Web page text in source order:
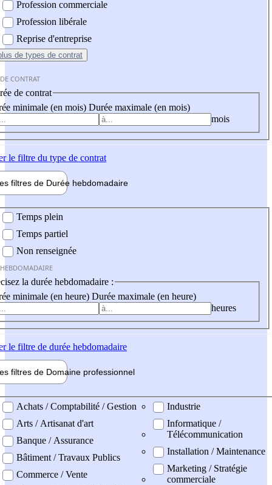
Profession commerciale
Profession libérale
Reprise d'entreprise
de types de contrat
CONTRAT
de contrat
minimale (en mois) Durée maximale (en mois)
mois
le filtre du type de contrat
filtres de Durée hebdomadaire
Temps plein
Temps partiel
Non renseignée
la durée hebdomadaire :
minimale (en heure) Durée maximale (en heure)
heures
le filtre de durée hebdomadaire
filtres de Domaine professionnel
professionel
Achats / Comptabilité / Gestion
Arts / Artisanat d'art
Banque / Assurance
Bâtiment / Travaux Publics
Commerce / Vente
Industrie
Informatique /
Télécommunication
Installation / Maintenance
Marketing / Stratégie
commerciale